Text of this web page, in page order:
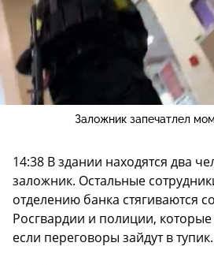
Заложник запечатлел
14:38 В здании находятся два
заложник. Остальные
отделению банка стягиваются
Росгвардии и полиции,
если переговоры зайдут в тупик.